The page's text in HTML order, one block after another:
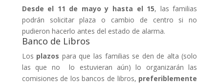
Desde el 11 de mayo y hasta el 15, las familias
podrán solicitar plaza o cambio de centro si no
pudieron hacerlo antes del estado de alarma.
Banco de Libros
Los plazos para que las familias se den de alta (solo
las que no lo estuvieran aún) lo organizarán las
comisiones de los bancos de libros, preferiblemente